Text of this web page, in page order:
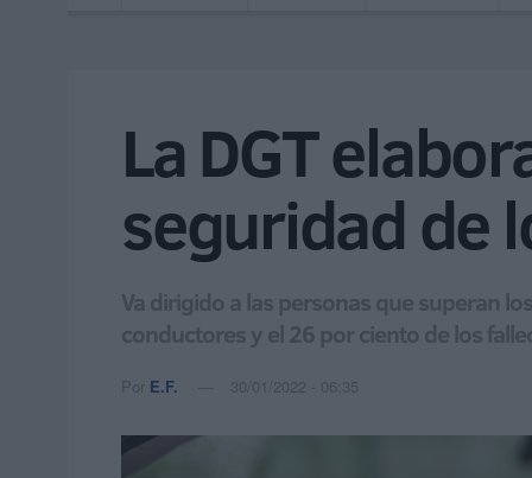
La DGT
seguridad de
Va dirigido a las personas que superan
conductores y el 26 por ciento de los
Por E.F. 30/01/2022 - 06:35